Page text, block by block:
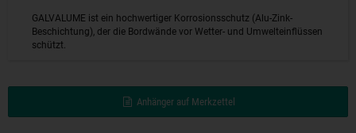
GALVALUME ist ein hochwertiger Korrosionsschutz (Alu-Zink-
Beschichtung), der die Bordwände vor Wetter- und Umwelteinflüssen
schützt.
Anhänger auf Merkzettel